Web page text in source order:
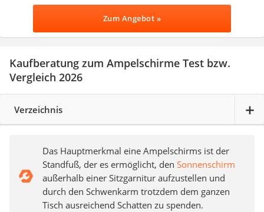
Zum Angebot »
Kaufberatung zum Ampelschirme Test bzw.
Vergleich 2026
Verzeichnis
Das Hauptmerkmal eine Ampelschirms ist der
Standfuß, der es ermöglicht, den Sonnenschirm
außerhalb einer Sitzgarnitur aufzustellen und
durch den Schwenkarm trotzdem dem ganzen
Tisch ausreichend Schatten zu spenden.